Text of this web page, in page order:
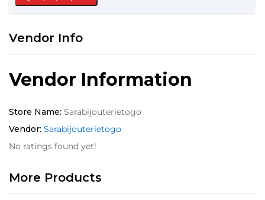
Vendor Info
Vendor Information
Store Name: Sarabijouterietogo
Vendor: Sarabijouterietogo
No ratings found yet!
More Products